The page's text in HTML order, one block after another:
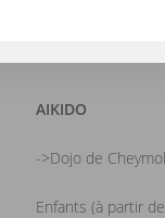
AIKIDO
->Dojo de
Enfants (à partir